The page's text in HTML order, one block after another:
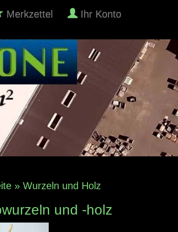
Merkzettel Ihr Konto
» Wurzeln und Holz
und -holz